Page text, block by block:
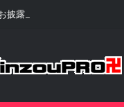
露目が伝説級といわれる理